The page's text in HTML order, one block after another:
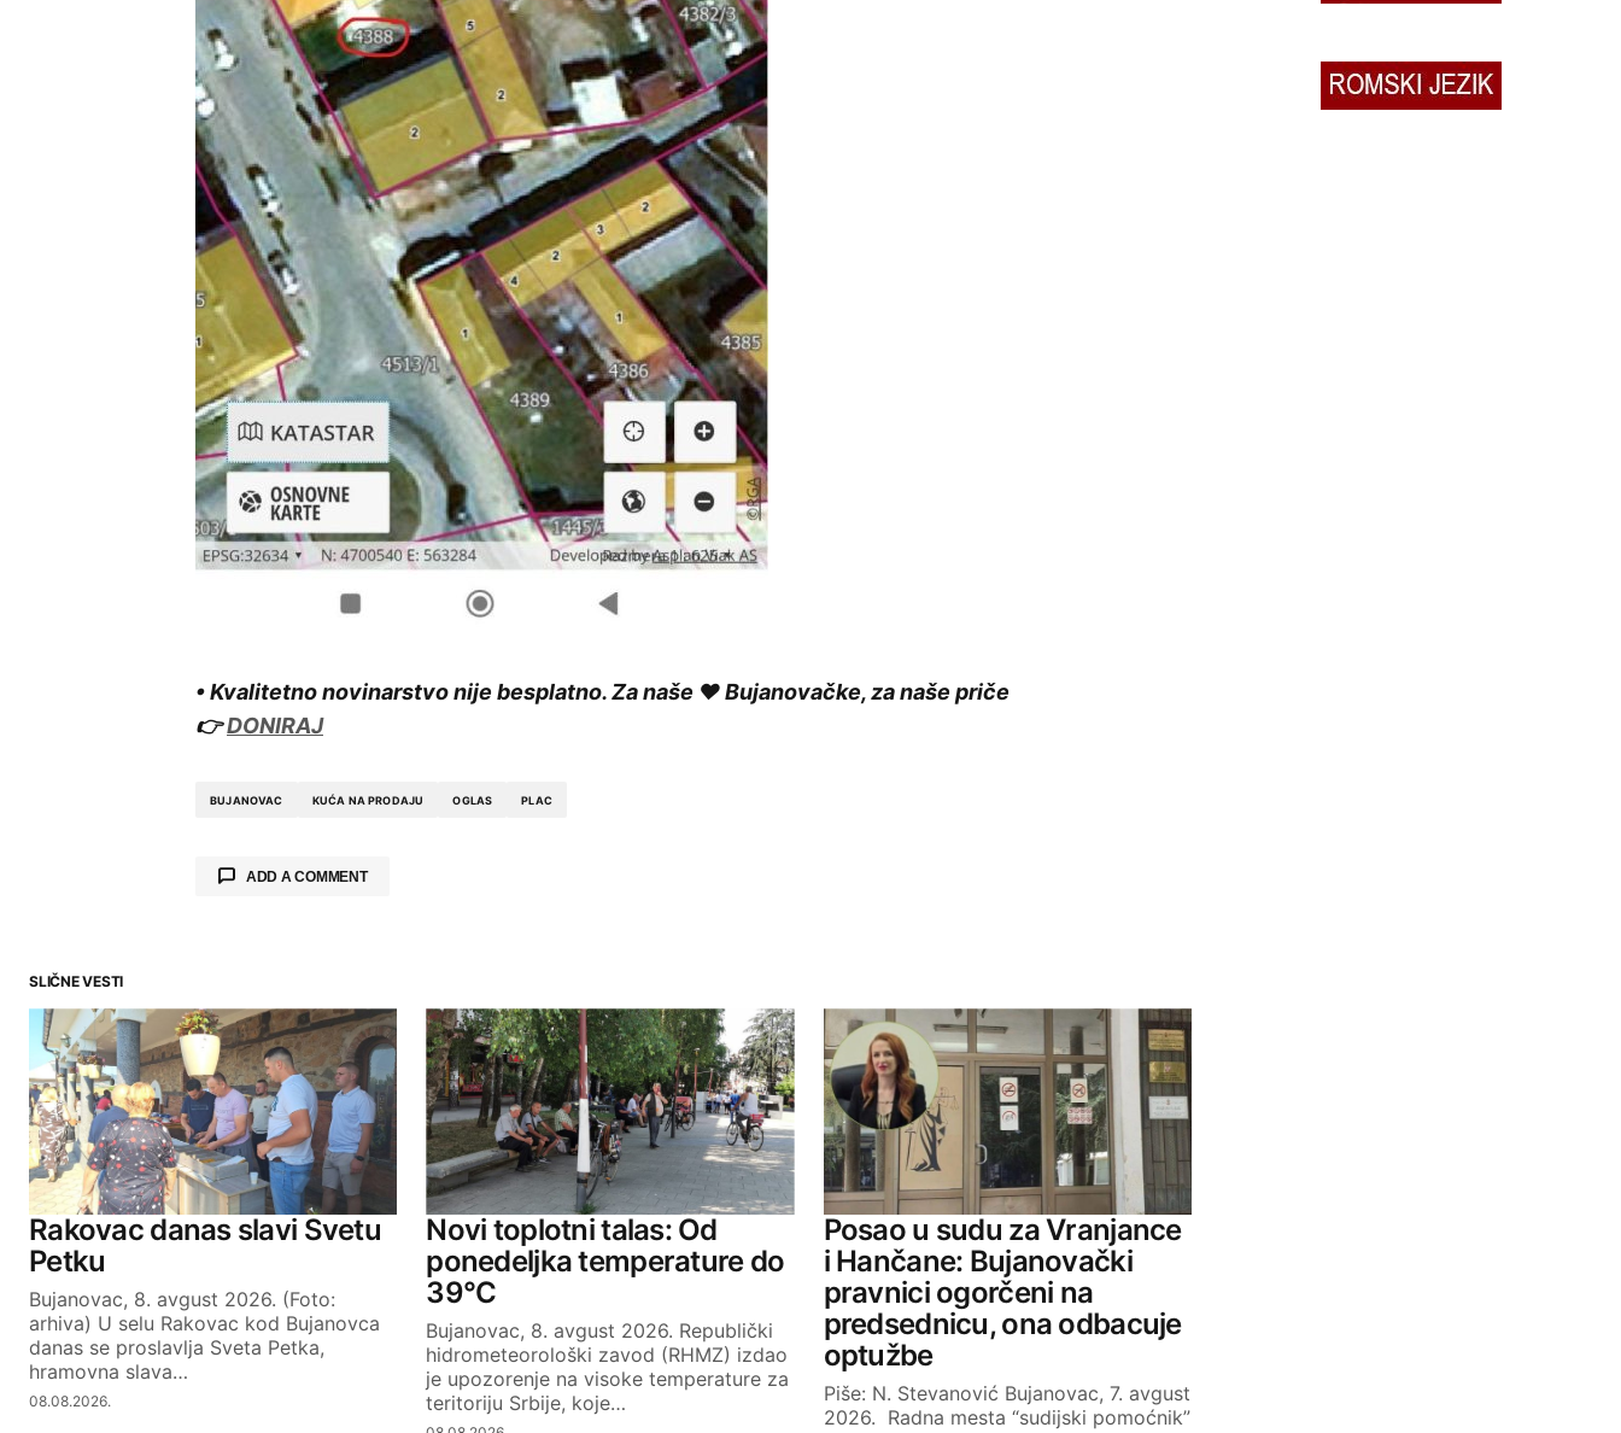
• Kvalitetno novinarstvo nije besplatno. Za naše ❤️ Bujanovačke, za naše priče
👉DONIRAJ
BUJANOVAC KUĆA NA PRODAJU OGLAS PLAC
ADD A COMMENT
Comment*
Your Name Your E-mail
SUBMIT COMMENT
SLIČNE VESTI
Rakovac danas slavi Svetu
Petku
Bujanovac, 8. avgust 2026. (Foto:
arhiva) U selu Rakovac kod Bujanovca
danas se proslavlja Sveta Petka,
hramovna slava…
08.08.2026.
Novi toplotni talas: Od
ponedeljka temperature do
39°C
Bujanovac, 8. avgust 2026. Republički
hidrometeorološki zavod (RHMZ) izdao
je upozorenje na visoke temperature za
teritoriju Srbije, koje…
Posao u sudu za Vranjance
i Hančane: Bujanovački
pravnici ogorčeni na
predsednicu, ona odbacuje
optužbe
Piše: N. Stevanović Bujanovac, 7. avgust
2026. Radna mesta “sudijski pomoćnik”